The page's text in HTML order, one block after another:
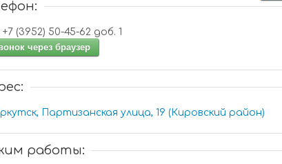
+7 (3952) 50-45-62 доб. 1
через браузер
Партизанская улица, 19 (Кировский район)
работы: